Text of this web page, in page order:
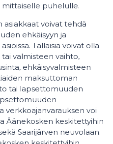
puhelulle.
asiakkaat voivat tehdä
ehkäisyyn ja
Tällaisia voivat olla
valmisteen vaihto,
ehkäisyvalmisteen
maksuttoman
tai lapsettomuuden
verkkoajanvarauksen voi
Äänekosken keskitettyihin
Saarijärven neuvolaan.